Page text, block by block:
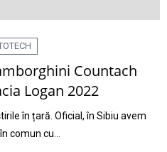
Countach
Logan 2022
în țară. Oficial, în Sibiu avem
comun cu…